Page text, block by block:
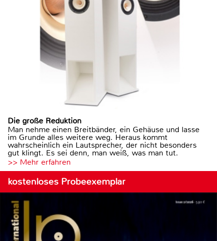
Die große Reduktion
Man nehme einen Breitbänder, ein Gehäuse und lasse
im Grunde alles weitere weg. Heraus kommt
wahrscheinlich ein Lautsprecher, der nicht besonders
gut klingt. Es sei denn, man weiß, was man tut.
>> Mehr erfahren
kostenloses Probeexemplar